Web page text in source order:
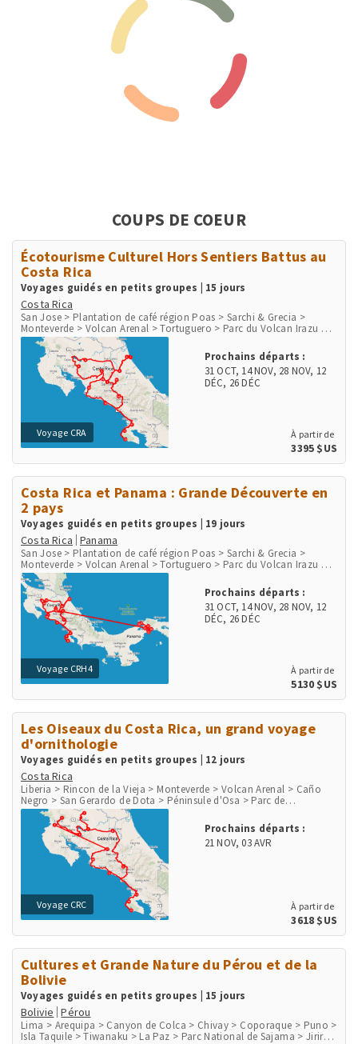
COUPS DE COEUR
Écotourisme Culturel Hors Sentiers Battus au
Costa Rica
Voyages guidés en petits groupes | 15 jours
Costa Rica
San Jose > Plantation de café région Poas > Sarchi & Grecia >
Monteverde > Volcan Arenal > Tortuguero > Parc du Volcan Irazu >
San Gerardo de Dota > Péninsule d'Osa > Parc de Corcovado > Parc
de Manuel Antonio > Playa Herradura & Punta Leona > Rio Tarcoles
& Carara
Voyage CRA
Prochains départs :
31 OCT, 14 NOV, 28 NOV, 12
DÉC, 26 DÉC
À partir de
3395 $US
Costa Rica et Panama : Grande Découverte en
2 pays
Voyages guidés en petits groupes | 19 jours
Costa Rica Panama
San Jose > Plantation de café région Poas > Sarchi & Grecia >
Monteverde > Volcan Arenal > Tortuguero > Parc du Volcan Irazu >
San Gerardo de Dota > Péninsule d'Osa > Parc de Corcovado > Parc
de Manuel Antonio > Playa Herradura & Punta Leona > Rio Tarcoles
& Carara > Aéroport et ville de Panama > Communauté indigène
Embera > Parc National Chagres > Fort San Lorenzo
Voyage CRH4
Prochains départs :
31 OCT, 14 NOV, 28 NOV, 12
DÉC, 26 DÉC
À partir de
5130 $US
Les Oiseaux du Costa Rica, un grand voyage
d'ornithologie
Voyages guidés en petits groupes | 12 jours
Costa Rica
Liberia > Rincon de la Vieja > Monteverde > Volcan Arenal > Caño
Negro > San Gerardo de Dota > Péninsule d'Osa > Parc de
Corcovado > Parc National Marino Ballena > Playa Herradura &
Punta Leona > Rio Tarcoles & Carara > San Jose
Voyage CRC
Prochains départs :
21 NOV,03 AVR
À partir de
3618 $US
Cultures et Grande Nature du Pérou et de la
Bolivie
Voyages guidés en petits groupes | 15 jours
Bolivie Pérou
Lima > Arequipa > Canyon de Colca > Chivay > Coporaque > Puno >
Isla Taquile > Tiwanaku > La Paz > Parc National de Sajama > Jirira